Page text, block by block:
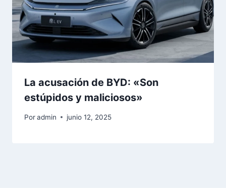
La acusación de BYD: «Son
estúpidos y maliciosos»
Poradmin junio 12, 2025